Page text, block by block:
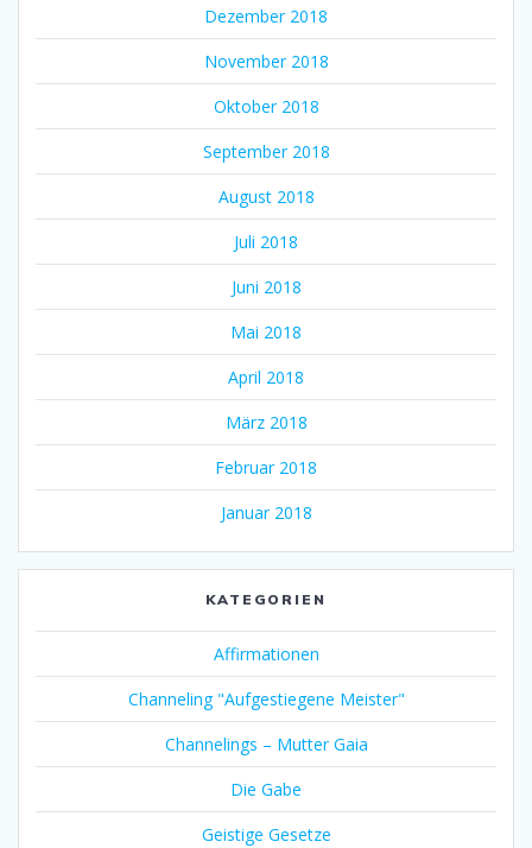
Dezember 2018
November 2018
Oktober 2018
September 2018
August 2018
Juli 2018
Juni 2018
Mai 2018
April 2018
März 2018
Februar 2018
Januar 2018
KATEGORIEN
Affirmationen
Channeling "Aufgestiegene Meister"
Channelings – Mutter Gaia
Die Gabe
Geistige Gesetze